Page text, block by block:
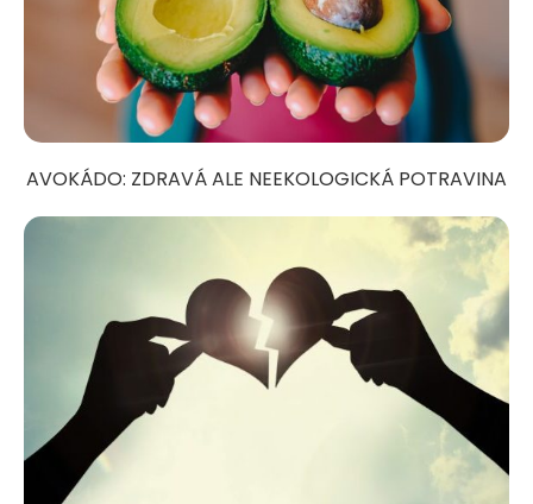
AVOKÁDO: ZDRAVÁ ALE NEEKOLOGICKÁ POTRAVINA